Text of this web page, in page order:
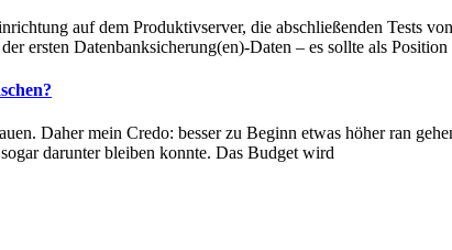
auf dem Produktivserver, die abschließenden Tests
ersten Datenbanksicherung(en)-Daten – es sollte als
Daher mein Credo: besser zu Beginn etwas höher ran
darunter bleiben konnte. Das Budget wird